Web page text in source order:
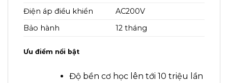
Điện áp điều khiển
AC200V
Bảo hành
12 tháng
Ưu điểm nổi bật
Độ bền cơ học lên tới 10 triệu lần